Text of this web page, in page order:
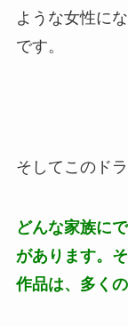
ような女性に
です。
そしてこのド
どんな家族に
があります。
作品は、多く